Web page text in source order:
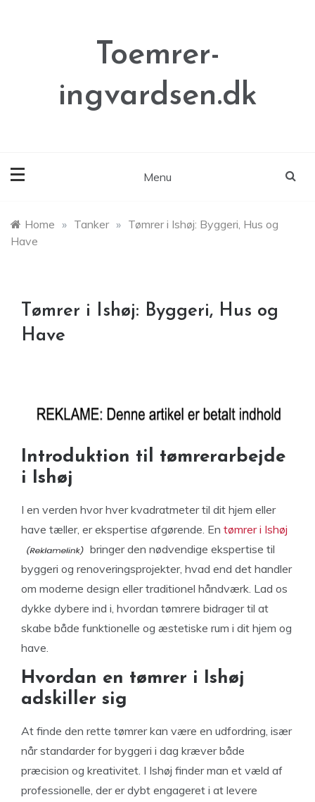
Toemrer-
ingvardsen.dk
Menu
Home » Tanker » Tømrer i Ishøj: Byggeri, Hus og
Have
Tømrer i Ishøj: Byggeri, Hus og
Have
Introduktion til tømrerarbejde
i Ishøj
I en verden hvor hver kvadratmeter til dit hjem eller
have tæller, er ekspertise afgørende. En tømrer i Ishøj
bringer den nødvendige ekspertise til
byggeri og renoveringsprojekter, hvad end det handler
om moderne design eller traditionel håndværk. Lad os
dykke dybere ind i, hvordan tømrere bidrager til at
skabe både funktionelle og æstetiske rum i dit hjem og
have.
Hvordan en tømrer i Ishøj
adskiller sig
At finde den rette tømrer kan være en udfordring, især
når standarder for byggeri i dag kræver både
præcision og kreativitet. I Ishøj finder man et væld af
professionelle, der er dybt engageret i at levere